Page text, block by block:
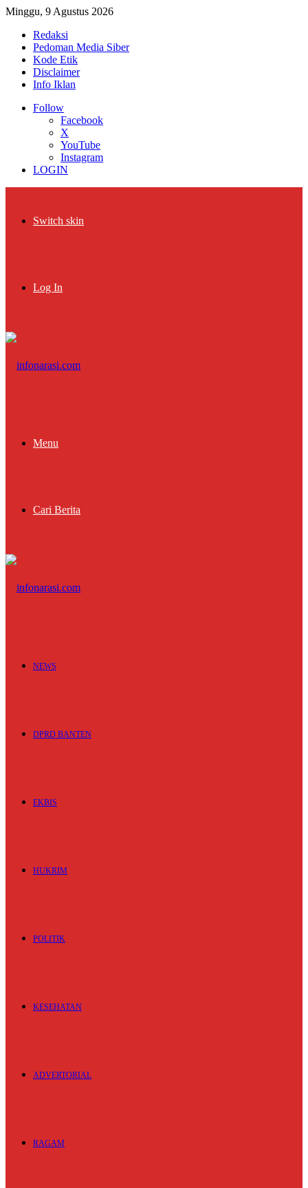
Minggu, 9 Agustus 2026
Redaksi
Pedoman Media Siber
Kode Etik
Disclaimer
Info Iklan
Follow
Facebook
X
YouTube
Instagram
LOGIN
Switch skin
Log In
Menu
Cari Berita
NEWS
DPRD BANTEN
EKBIS
HUKRIM
POLITIK
KESEHATAN
ADVERTORIAL
RAGAM